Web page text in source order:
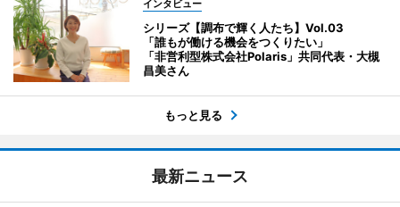
インタビュー
シリーズ【調布で輝く人たち】Vol.03
「誰もが働ける機会をつくりたい」
「非営利型株式会社Polaris」共同代表・大槻
昌美さん
もっと見る
最新ニュース